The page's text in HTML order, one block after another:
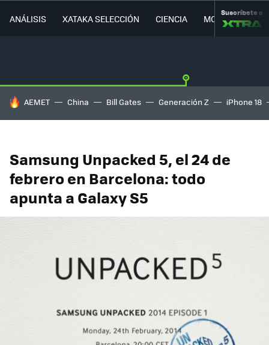
ANÁLISIS XATAKA SELECCIÓN CIENCIA MOVILIDAD
Suscríbete a
HOY SE HABLA DE
AEMET China Bill Gates Generación Z iPhone 18
Samsung Unpacked 5, el 24 de
febrero en Barcelona: todo
apunta a Galaxy S5